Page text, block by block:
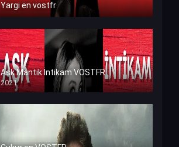
Yargi en vostfr
Ask Mantik İntikam VOSTFR
2021